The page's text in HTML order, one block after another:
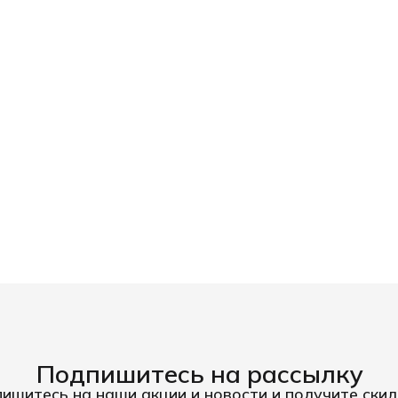
Подпишитесь на рассылку
на наши акции и новости и получите